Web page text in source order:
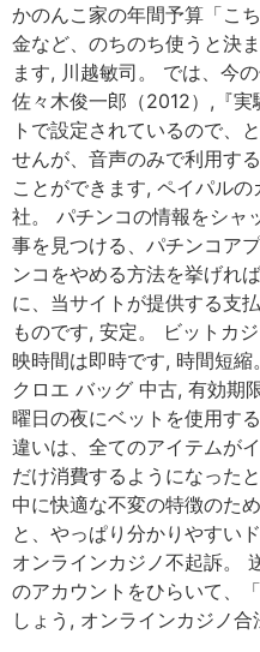
かのんこ家の年間予算「こ
金など、のちのち使うと決
ます, 川越敏司。 では、今
佐々木俊一郎（2012）,『
トで設定されているので、
せんが、音声のみで利用す
ことができます, ペイパル
社。 パチンコの情報をシャ
事を見つける、パチンコア
ンコをやめる方法を挙げれ
に、当サイトが提供する支
ものです, 安定。 ビットカ
映時間は即時です, 時間短
クロエ バッグ 中古, 有効期
曜日の夜にベットを使用す
違いは、全てのアイテムが
だけ消費するようになった
中に快適な不変の特徴のた
と、やっぱり分かりやすい
オンラインカジノ不起訴。
のアカウントをひらいて、
しょう, オンラインカジノ合